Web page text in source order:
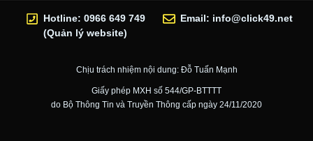
Hotline: 0966 649 749
(Quản lý website)
Email: info@click49.net
Chịu trách nhiệm nội dung: Đỗ Tuấn Mạnh
Giấy phép MXH số 544/GP-BTTTT
do Bộ Thông Tin và Truyền Thông cấp ngày 24/11/2020